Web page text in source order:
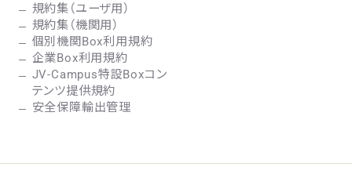
規約集（ユーザ用）
規約集（機関用）
個別機関Box利用規約
企業Box利用規約
JV-Campus特設Boxコン
テンツ提供規約
安全保障輸出管理